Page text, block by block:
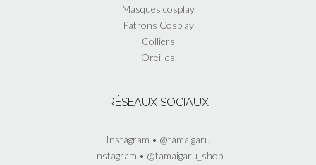
Masques cosplay
Patrons Cosplay
Colliers
Oreilles
RÉSEAUX SOCIAUX
Instagram • @tamaigaru
Instagram • @tamaigaru_shop